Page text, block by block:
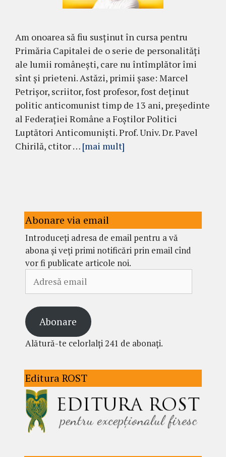
Am onoarea să fiu susținut în cursa pentru
Primăria Capitalei de o serie de personalități
ale lumii românești, care nu întîmplător îmi
sînt și prieteni. Astăzi, primii șase: Marcel
Petrișor, scriitor, fost profesor, fost deținut
politic anticomunist timp de 13 ani, președinte
al Federației Române a Foștilor Politici
Luptători Anticomuniști. Prof. Univ. Dr. Pavel
Chirilă, ctitor … [mai mult]
Abonare via email
Introduceți adresa de email pentru a vă
abona și veți primi notificări prin email cînd
vor fi publicate articole noi.
email
Abonare
Alătură-te celorlalți 241 de abonați.
Editura ROST